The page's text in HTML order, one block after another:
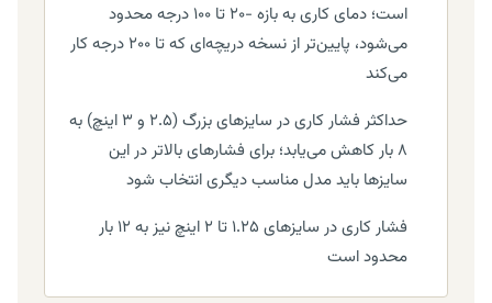
است؛ دمای کاری به بازه -۲۰ تا ۱۰۰ درجه محدود
می‌شود، پایین‌تر از نسخه دریچه‌ای که تا ۲۰۰ درجه کار
می‌کند
حداکثر فشار کاری در سایزهای بزرگ (۲.۵ و ۳ اینچ) به
۸ بار کاهش می‌یابد؛ برای فشارهای بالاتر در این
سایزها باید مدل مناسب دیگری انتخاب شود
فشار کاری در سایزهای ۱.۲۵ تا ۲ اینچ نیز به ۱۲ بار
محدود است